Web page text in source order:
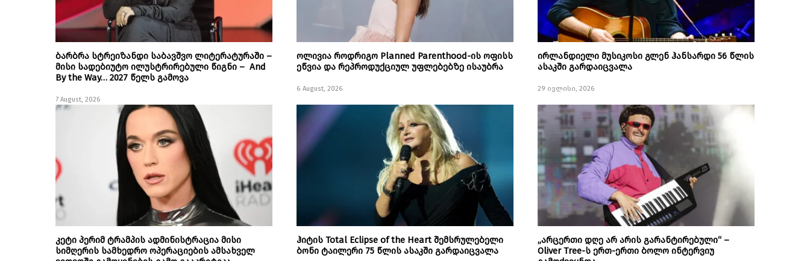
ბარბრა სტრეიზანდი საბავშვო ლიტერატურაში –
მისი სადებიუტო ილუსტრირებული წიგნი – And
By the Way… 2027 წელს გამოვა
7 August, 2026
ოლივია როდრიგო Planned Parenthood-ის ოფისს
ეწვია და რეპროდუქციულ უფლებებზე ისაუბრა
6 August, 2026
ირლანდიელი მუსიკოსი გლენ ჰანსარდი 56 წლის
ასაკში გარდაიცვალა
29 ივლისი, 2026
კეტი პერიმ ტრამპის ადმინისტრაცია მისი
სიმღერის სამხედრო ოპერაციების ამსახველ
ჰიტის Total Eclipse of the Heart შემსრულებელი
ბონი ტაილერი 75 წლის ასაკში გარდაიცვალა
„არცერთი დღე არ არის გარანტირებული“ –
Oliver Tree-ს ერთ-ერთი ბოლო ინტერვიუ